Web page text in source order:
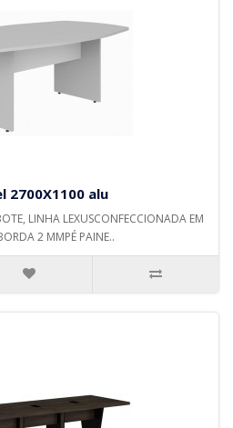
2700X1100 alu
LINHA LEXUSCONFECCIONADA EM
2 MMPÉ PAINE..